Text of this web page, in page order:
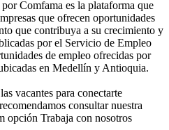
Comfama es la plataforma que
que ofrecen oportunidades
que contribuya a su crecimiento y
por el Servicio de Empleo
de empleo ofrecidas por
en Medellín y Antioquia.
vacantes para conectarte
consultar nuestra
opción Trabaja con nosotros